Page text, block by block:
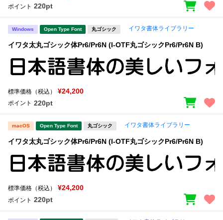
ポイント 220pt
Windows Open Type Font 丸ゴシック イワタ書体ライブラリー
イワタ太丸ゴシック体Pr6/Pr6N (I-OTF丸ゴシックPr6/Pr6N B)
標準価格（税込） ¥24,200
ポイント 220pt
macOS Open Type Font 丸ゴシック イワタ書体ライブラリー
イワタ太丸ゴシック体Pr6/Pr6N (I-OTF丸ゴシックPr6/Pr6N B)
標準価格（税込） ¥24,200
ポイント 220pt